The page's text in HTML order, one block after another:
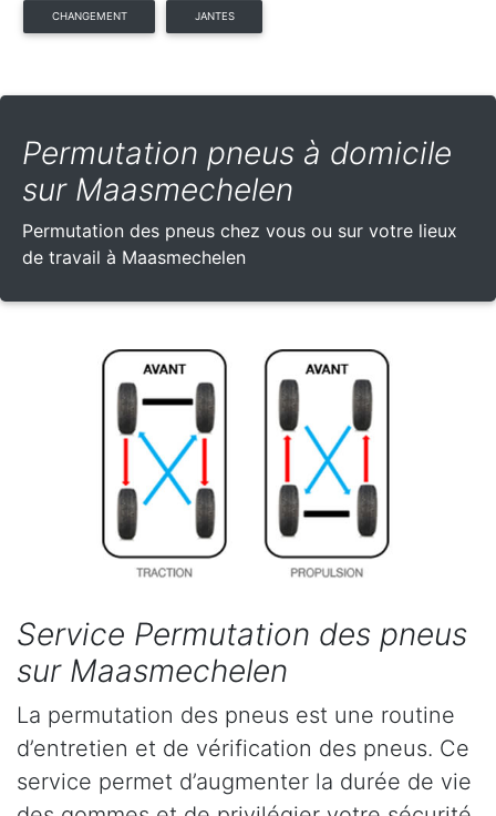
CHANGEMENT JANTES
Permutation pneus à domicile
sur Maasmechelen
Permutation des pneus chez vous ou sur votre lieux
de travail à Maasmechelen
Service Permutation des pneus
sur Maasmechelen
La permutation des pneus est une routine
d’entretien et de vérification des pneus. Ce
service permet d’augmenter la durée de vie